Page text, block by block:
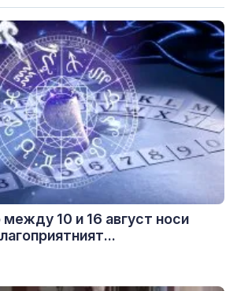
10 и 16 август носи